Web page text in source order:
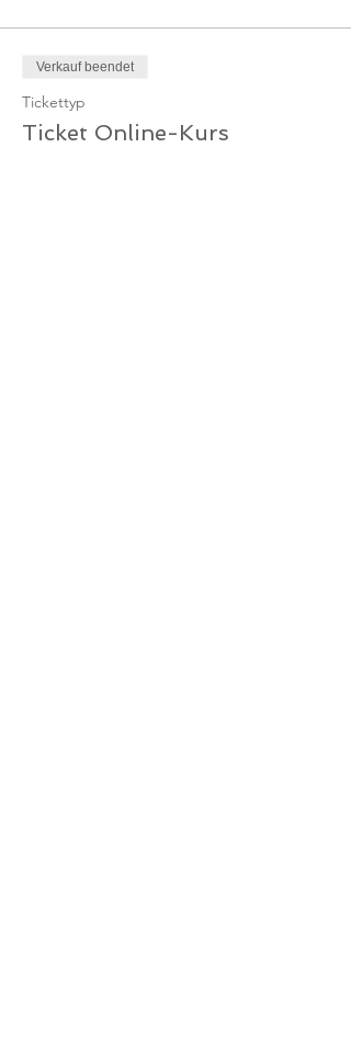
Verkauf beendet
Tickettyp
Ticket Online-Kurs